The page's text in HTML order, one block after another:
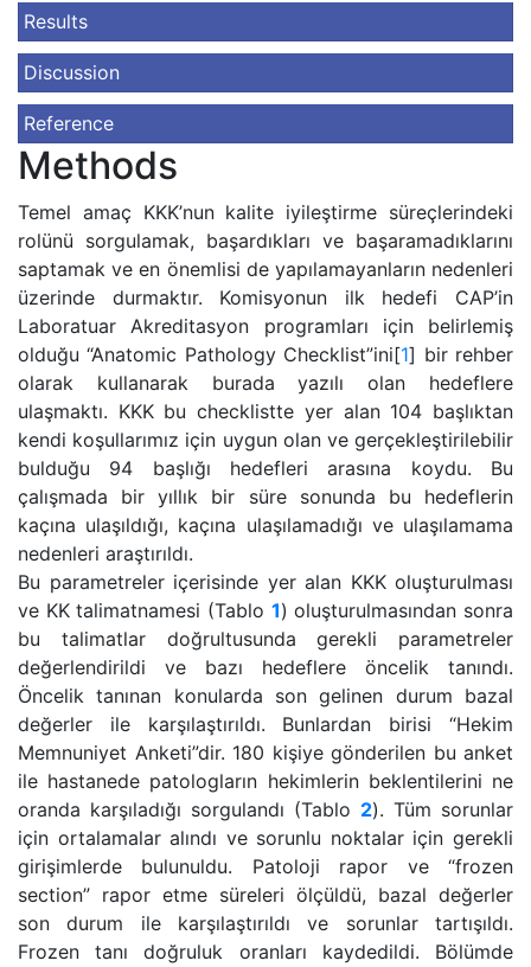
Results
Discussion
Reference
Methods
Temel amaç KKK’nun kalite iyileştirme süreçlerindeki
rolünü sorgulamak, başardıkları ve başaramadıklarını
saptamak ve en önemlisi de yapılamayanların nedenleri
üzerinde durmaktır. Komisyonun ilk hedefi CAP’in
Laboratuar Akreditasyon programları için belirlemiş
olduğu “Anatomic Pathology Checklist”ini[1] bir rehber
olarak kullanarak burada yazılı olan hedeflere
ulaşmaktı. KKK bu checklistte yer alan 104 başlıktan
kendi koşullarımız için uygun olan ve gerçekleştirilebilir
bulduğu 94 başlığı hedefleri arasına koydu. Bu
çalışmada bir yıllık bir süre sonunda bu hedeflerin
kaçına ulaşıldığı, kaçına ulaşılamadığı ve ulaşılamama
nedenleri araştırıldı.
Bu parametreler içerisinde yer alan KKK oluşturulması
ve KK talimatnamesi (Tablo 1) oluşturulmasından sonra
bu talimatlar doğrultusunda gerekli parametreler
değerlendirildi ve bazı hedeflere öncelik tanındı.
Öncelik tanınan konularda son gelinen durum bazal
değerler ile karşılaştırıldı. Bunlardan birisi “Hekim
Memnuniyet Anketi”dir. 180 kişiye gönderilen bu anket
ile hastanede patologların hekimlerin beklentilerini ne
oranda karşıladığı sorgulandı (Tablo 2). Tüm sorunlar
için ortalamalar alındı ve sorunlu noktalar için gerekli
girişimlerde bulunuldu. Patoloji rapor ve “frozen
section” rapor etme süreleri ölçüldü, bazal değerler
son durum ile karşılaştırıldı ve sorunlar tartışıldı.
Frozen tanı doğruluk oranları kaydedildi. Bölümde